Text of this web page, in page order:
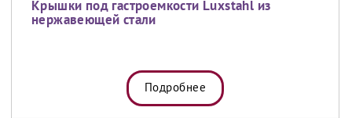
Крышки под гастроемкости Luxstahl из
нержавеющей стали
Подробнее